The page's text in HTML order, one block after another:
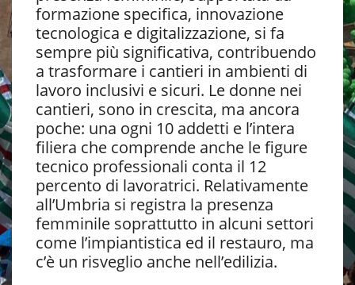
formazione specifica, innovazione
tecnologica e digitalizzazione, si fa
sempre più significativa, contribuendo
a trasformare i cantieri in ambienti di
lavoro inclusivi e sicuri. Le donne nei
cantieri, sono in crescita, ma ancora
poche: una ogni 10 addetti e l’intera
filiera che comprende anche le figure
tecnico professionali conta il 12
percento di lavoratrici. Relativamente
all’Umbria si registra la presenza
femminile soprattutto in alcuni settori
come l’impiantistica ed il restauro, ma
c’è un risveglio anche nell’edilizia.